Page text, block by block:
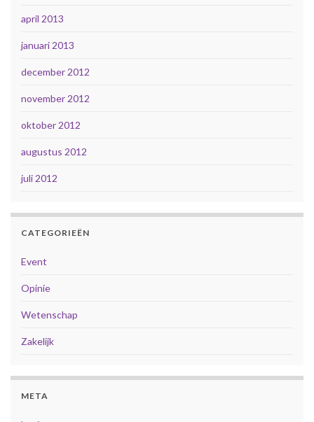
april 2013
januari 2013
december 2012
november 2012
oktober 2012
augustus 2012
juli 2012
CATEGORIEËN
Event
Opinie
Wetenschap
Zakelijk
META